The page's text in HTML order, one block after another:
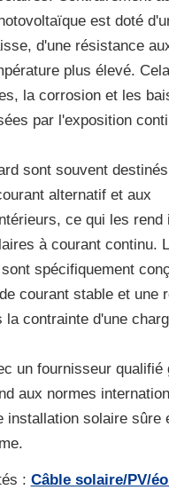
est doté
d'une résistance
plus élevé.
la corrosion et les
par l'exposition
sont souvent
alternatif et aux
ce qui les rend
à courant continu.
spécifiquement
courant stable et une
la contrainte d'une
un fournisseur qualifié
aux normes
installation solaire sûre
: Câble solaire/PV/